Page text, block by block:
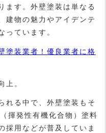
ます。外壁塗装は単なる
建物の魅力やアイデンテ
っています。
塗装業者！優良業者に格
上。
れる中で、外壁塗装もそ
揮発性有機化合物）塗料
採用などが普及していま